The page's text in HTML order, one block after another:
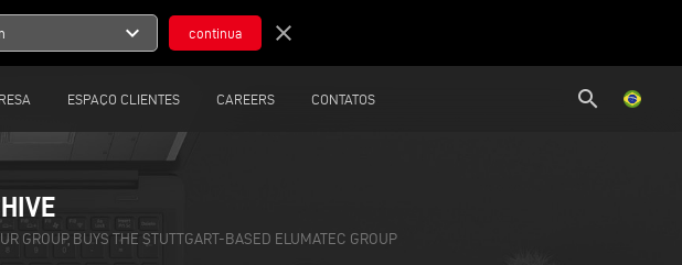
expand_more close
ESPAÇO CLIENTES CAREERS CONTATOS search
GROUP, BUYS THE STUTTGART-BASED ELUMATEC GROUP